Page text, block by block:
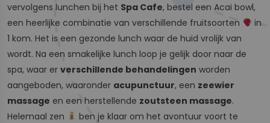
vervolgens lunchen bij het Spa Cafe, bestel een Acai bowl,
een heerlijke combinatie van verschillende fruitsoorten
in
1 kom. Het is een gezonde lunch waar de huid vrolijk van
wordt. Na een smakelijke lunch loop je gelijk door naar de
spa, waar er verschillende behandelingen worden
aangeboden, waaronder acupunctuur, een zeewier
massage en een herstellende zoutsteen massage.
Helemaal zen
ben je klaar om het avontuur voort te